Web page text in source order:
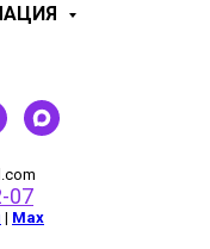
07
| Мах